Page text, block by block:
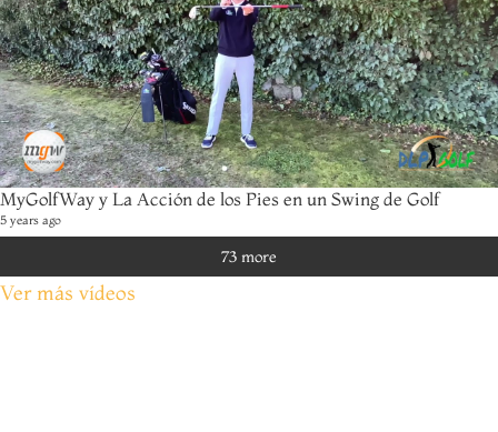
MyGolfWay y La Acción de los Pies en un Swing de Golf
5 years ago
73 more
Ver más vídeos